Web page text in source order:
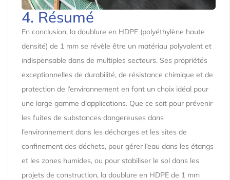
4. Résumé
En conclusion, la doublure en HDPE (polyéthylène haute
densité) de 1 mm se révèle être un matériau polyvalent et
indispensable dans de multiples secteurs. Ses propriétés
exceptionnelles de durabilité, de résistance chimique et de
protection de l’environnement en font un choix idéal pour
une large gamme d’applications. Que ce soit pour prévenir
les fuites de substances dangereuses dans
l’environnement dans les décharges et les sites de
confinement des déchets, pour gérer l’eau dans les étangs
et les zones humides, ou pour stabiliser le sol dans les
projets de construction, la doublure en HDPE de 1 mm